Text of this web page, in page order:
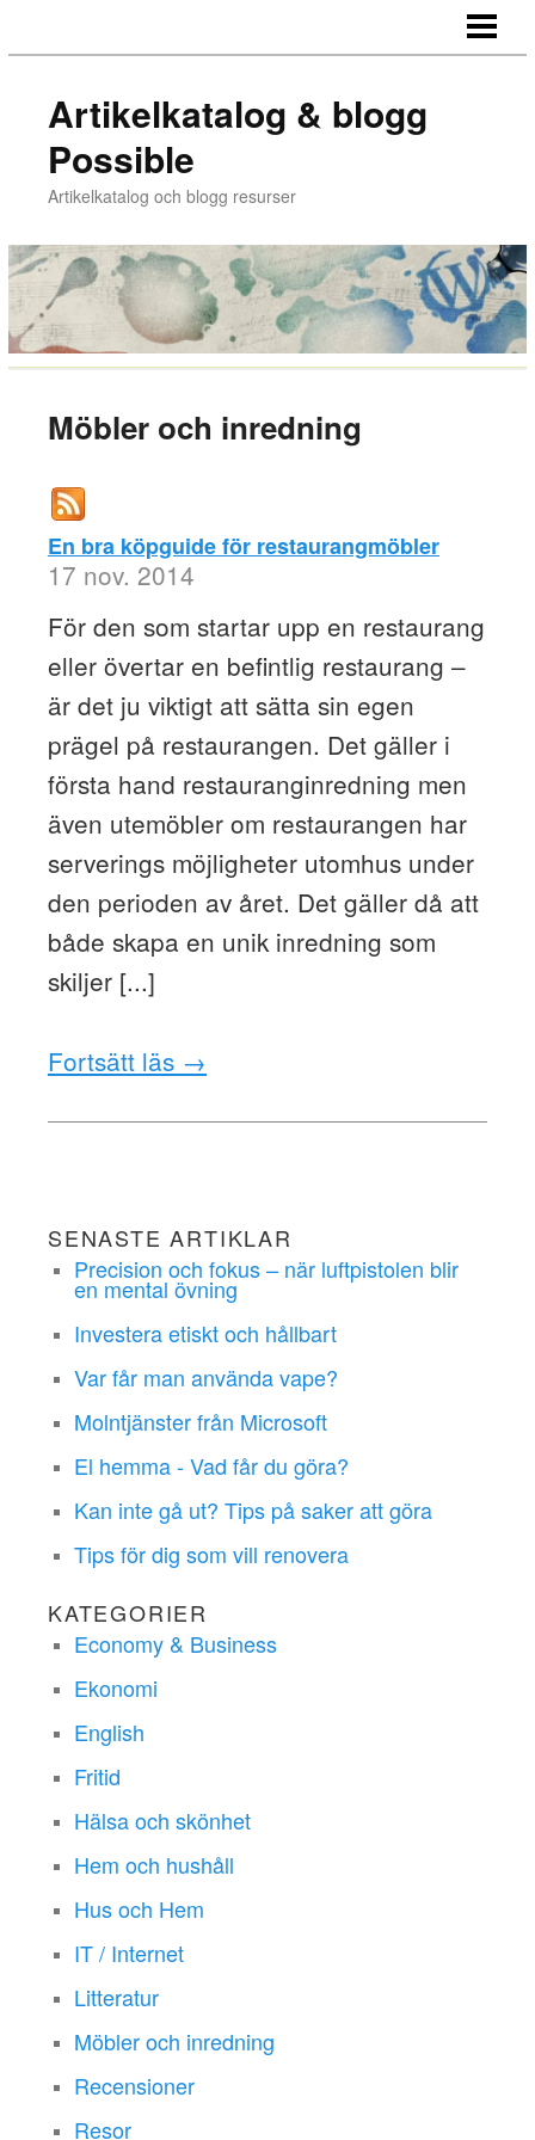
Artikelkatalog & blogg
Possible
Artikelkatalog och blogg resurser
Möbler och inredning
En bra köpguide för restaurangmöbler
17 nov. 2014
För den som startar upp en restaurang
eller övertar en befintlig restaurang –
är det ju viktigt att sätta sin egen
prägel på restaurangen. Det gäller i
första hand restauranginredning men
även utemöbler om restaurangen har
serverings möjligheter utomhus under
den perioden av året. Det gäller då att
både skapa en unik inredning som
skiljer [...]
Fortsätt läs →
SENASTE ARTIKLAR
Precision och fokus – när luftpistolen blir
en mental övning
Investera etiskt och hållbart
Var får man använda vape?
Molntjänster från Microsoft
El hemma - Vad får du göra?
Kan inte gå ut? Tips på saker att göra
Tips för dig som vill renovera
KATEGORIER
Economy & Business
Ekonomi
English
Fritid
Hälsa och skönhet
Hem och hushåll
Hus och Hem
IT / Internet
Litteratur
Möbler och inredning
Recensioner
Resor